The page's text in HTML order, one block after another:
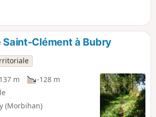
de Bubry. Vous serez gâtés. La première
plutôt banale mais le reste du circuit
Saint-Clément à Bubry
m
-128 m
(Morbihan)